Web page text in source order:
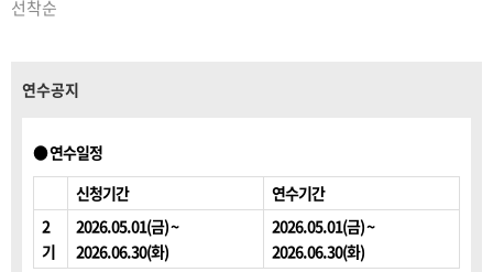
선착순
연수공지
● 연수일정
신청기간
연수기간
2
기
2026.05.01(금) ~
2026.06.30(화)
2026.05.01(금) ~
2026.06.30(화)